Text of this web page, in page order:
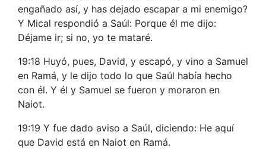
engañado así, y has dejado escapar a mi enemigo?
Y Mical respondió a Saúl: Porque él me dijo:
Déjame ir; si no, yo te mataré.
19:18 Huyó, pues, David, y escapó, y vino a Samuel
en Ramá, y le dijo todo lo que Saúl había hecho
con él. Y él y Samuel se fueron y moraron en
Naiot.
19:19 Y fue dado aviso a Saúl, diciendo: He aquí
que David está en Naiot en Ramá.